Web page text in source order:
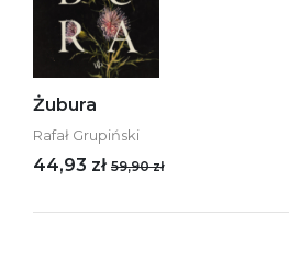
Żubura
Rafał Grupiński
44,93 zł 59,90 zł